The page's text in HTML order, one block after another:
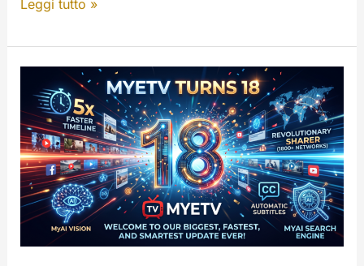
MYETV
TV
App
[Amazon
App
Store]
Leggi tutto »